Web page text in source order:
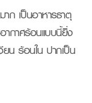
ก เป็นอาหารธาตุ
ากาศร้อนแบบนี้ยิ่ง
ยน ร้อนใน ปากเป็น